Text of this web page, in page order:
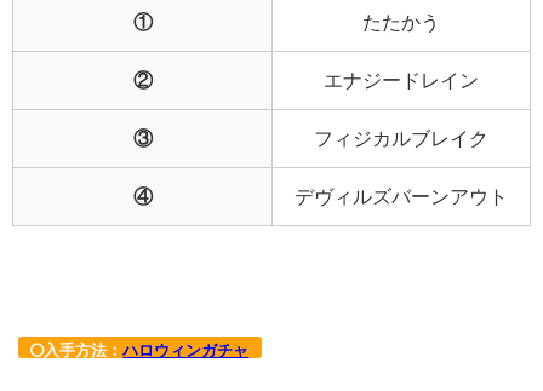
① たたかう
② エナジードレイン
③ フィジカルブレイク
④ デヴィルズバーンアウト
入手方法：ハロウィンガチャ